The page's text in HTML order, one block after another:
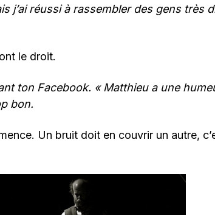
j’ai réussi à rassembler des gens très
le droit.
ton Facebook. « Matthieu a une
bon.
Un bruit doit en couvrir un autre,